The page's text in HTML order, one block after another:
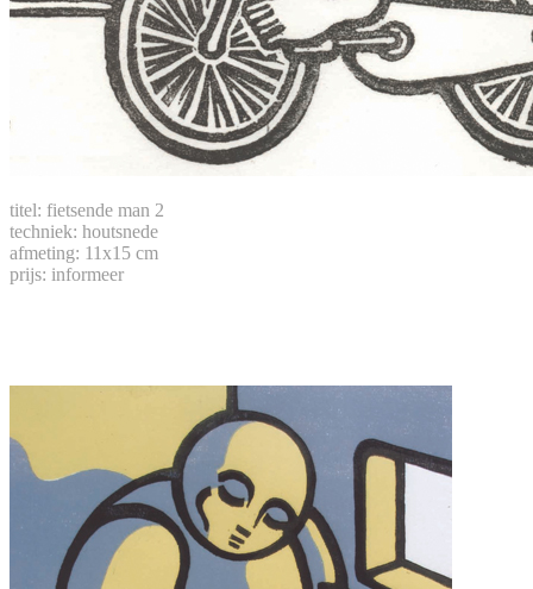
titel: fietsende man 2
techniek: houtsnede
afmeting: 11x15 cm
prijs: informeer